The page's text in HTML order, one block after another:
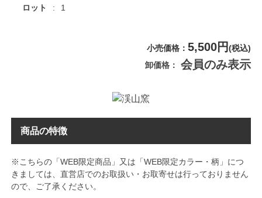
ロット 1
小売価格 5,500円(税込)
卸価格
会員のみ表示
商品の特徴
※こちらの「WEB限定商品」又は「WEB限定カラー・柄」につ
きましては、直営店でのお取扱い・お取寄せは行っておりません
ので、ご了承ください。